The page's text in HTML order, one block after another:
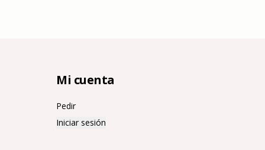
Mi cuenta
Pedir
Iniciar sesión